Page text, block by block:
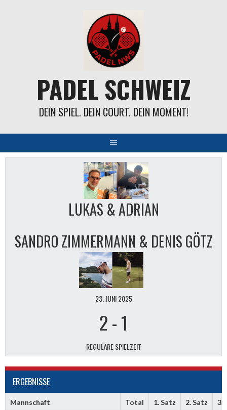
PADEL SCHWEIZ
DEIN SPIEL. DEIN COURT. DEIN MOMENT!
LUKAS & ADRIAN
SANDRO ZIMMERMANN & DENIS GÖTZ
23. JUNI 2025
2-1
REGULÄRE SPIELZEIT
ERGEBNISSE
Mannschaft Total 1. Satz 2. Satz 3.